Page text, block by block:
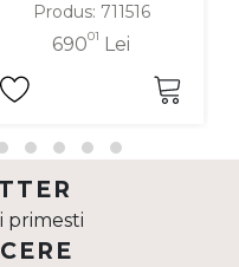
Produs: 711516
69001 Lei
primesti